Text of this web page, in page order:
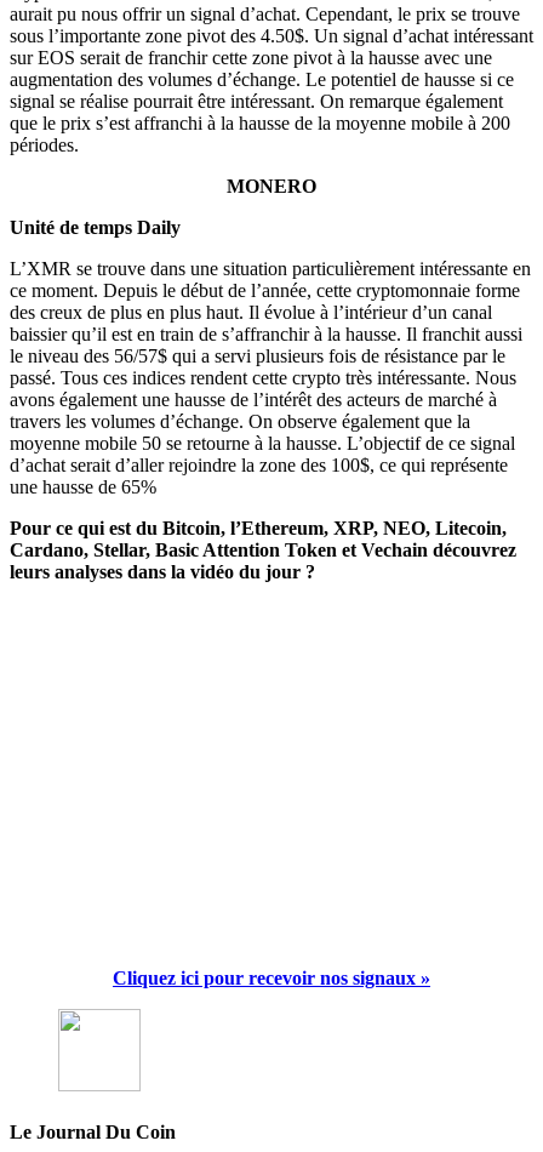
aurait pu nous offrir un signal d’achat. Cependant, le prix se trouve
sous l’importante zone pivot des 4.50$. Un signal d’achat intéressant
sur EOS serait de franchir cette zone pivot à la hausse avec une
augmentation des volumes d’échange. Le potentiel de hausse si ce
signal se réalise pourrait être intéressant. On remarque également
que le prix s’est affranchi à la hausse de la moyenne mobile à 200
périodes.
MONERO
Unité de temps Daily
L’XMR se trouve dans une situation particulièrement intéressante en
ce moment. Depuis le début de l’année, cette cryptomonnaie forme
des creux de plus en plus haut. Il évolue à l’intérieur d’un canal
baissier qu’il est en train de s’affranchir à la hausse. Il franchit aussi
le niveau des 56/57$ qui a servi plusieurs fois de résistance par le
passé. Tous ces indices rendent cette crypto très intéressante. Nous
avons également une hausse de l’intérêt des acteurs de marché à
travers les volumes d’échange. On observe également que la
moyenne mobile 50 se retourne à la hausse. L’objectif de ce signal
d’achat serait d’aller rejoindre la zone des 100$, ce qui représente
une hausse de 65%
Pour ce qui est du Bitcoin, l’Ethereum, XRP, NEO, Litecoin,
Cardano, Stellar, Basic Attention Token et Vechain découvrez
leurs analyses dans la vidéo du jour ?
Cliquez ici pour recevoir nos signaux »
Le Journal Du Coin